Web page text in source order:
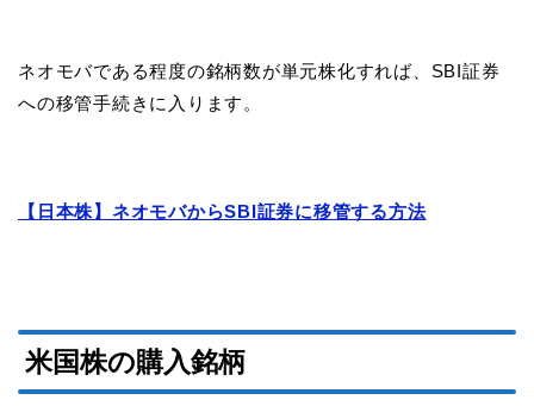
ネオモバである程度の銘柄数が単元株化すれば、SBI証券
への移管手続きに入ります。
【日本株】ネオモバからSBI証券に移管する方法
米国株の購入銘柄